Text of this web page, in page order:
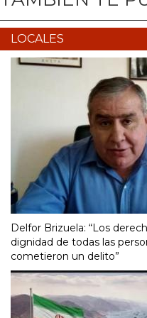
LOCALES
Delfor Brizuela: “Los
dignidad de todas las
cometieron un delito”